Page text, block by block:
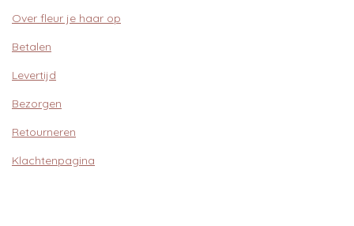
Over fleur je haar op
Betalen
Levertijd
Bezorgen
Retourneren
Klachtenpagina